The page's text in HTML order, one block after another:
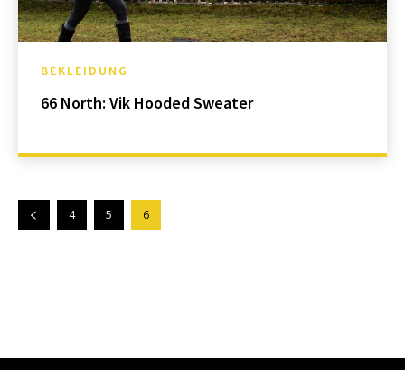
BEKLEIDUNG
66 North: Vik Hooded Sweater
4 5 6